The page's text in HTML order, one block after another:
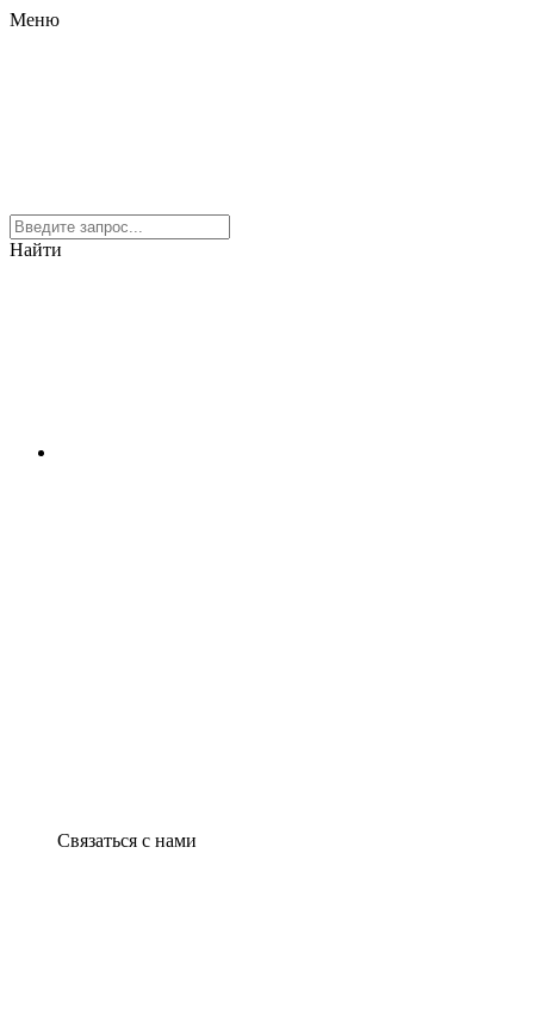
Меню
Найти
Связаться с нами